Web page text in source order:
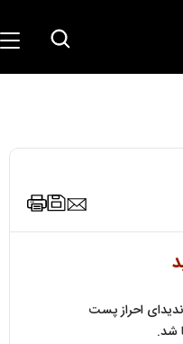
احراز پست
شد.